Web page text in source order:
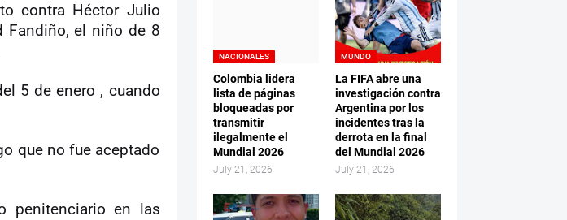
contra Héctor Julio
Fandiño, el niño de 8
5 de enero , cuando
que no fue aceptado
penitenciario en las
NACIONALES
Colombia lidera
lista de páginas
bloqueadas por
transmitir
ilegalmente el
Mundial 2026
July 21, 2026
MUNDO
La FIFA abre una
investigación contra
Argentina por los
incidentes tras la
derrota en la final
del Mundial 2026
July 21, 2026